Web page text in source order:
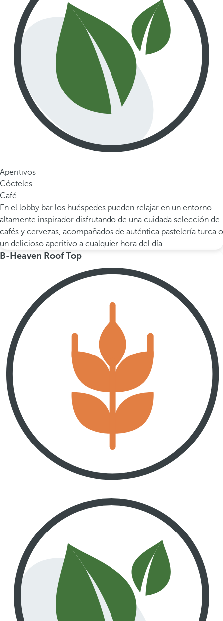
Aperitivos
Cócteles
Café
En el lobby bar los huéspedes pueden relajar en un entorno
altamente inspirador disfrutando de una cuidada selección de
cafés y cervezas, acompañados de auténtica pastelería turca o
un delicioso aperitivo a cualquier hora del día.
B-Heaven Roof Top